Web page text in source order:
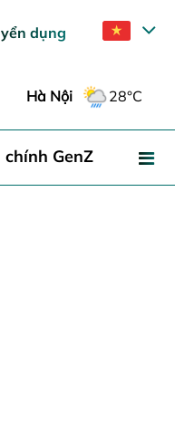
dụng
Hà Nội 28°C
chính GenZ